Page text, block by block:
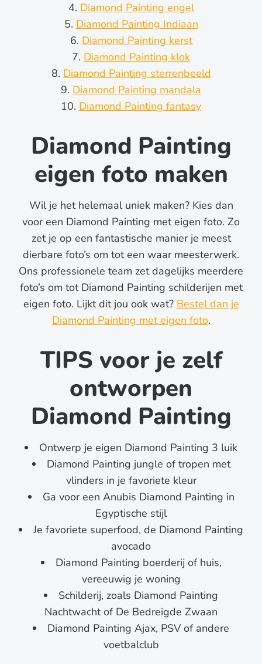
Diamond Painting engel
Diamond Painting Indiaan
Diamond Painting kerst
Diamond Painting klok
Diamond Painting sterrenbeeld
Diamond Painting mandala
Diamond Painting fantasy
Diamond Painting
eigen foto maken
Wil je het helemaal uniek maken? Kies dan
voor een Diamond Painting met eigen foto. Zo
zet je op een fantastische manier je meest
dierbare foto’s om tot een waar meesterwerk.
Ons professionele team zet dagelijks meerdere
foto’s om tot Diamond Painting schilderijen met
eigen foto. Lijkt dit jou ook wat? Bestel dan je
Diamond Painting met eigen foto.
TIPS voor je zelf
ontworpen
Diamond Painting
Ontwerp je eigen Diamond Painting 3 luik
Diamond Painting jungle of tropen met
vlinders in je favoriete kleur
Ga voor een Anubis Diamond Painting in
Egyptische stijl
Je favoriete superfood, de Diamond Painting
avocado
Diamond Painting boerderij of huis,
vereeuwig je woning
Schilderij, zoals Diamond Painting
Nachtwacht of De Bedreigde Zwaan
Diamond Painting Ajax, PSV of andere
voetbalclub